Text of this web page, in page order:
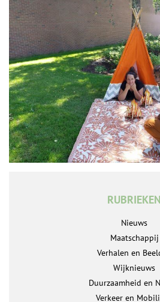
RUBRIEKEN
Nieuws
Maatschappij
Verhalen en
Wijknieuws
Duurzaamheid en
Verkeer en